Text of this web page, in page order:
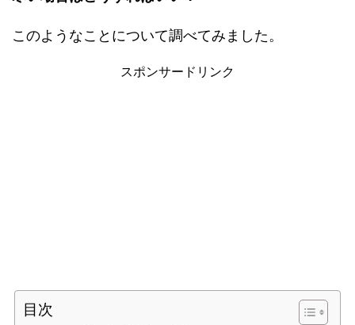
このようなことについて調べてみました。
スポンサードリンク
目次